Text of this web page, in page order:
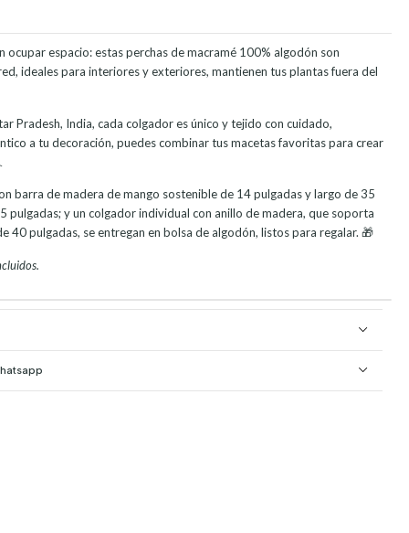
espacio: estas perchas de macramé 100% algodón son
ideales para interiores y exteriores, mantienen tus plantas fuera del
Pradesh, India, cada colgador es único y tejido con cuidado,
a tu decoración, puedes combinar tus macetas favoritas para crear
barra de madera de mango sostenible de 14 pulgadas y largo de 35
pulgadas; y un colgador individual con anillo de madera, que soporta
40 pulgadas, se entregan en bolsa de algodón, listos para regalar. 🎁